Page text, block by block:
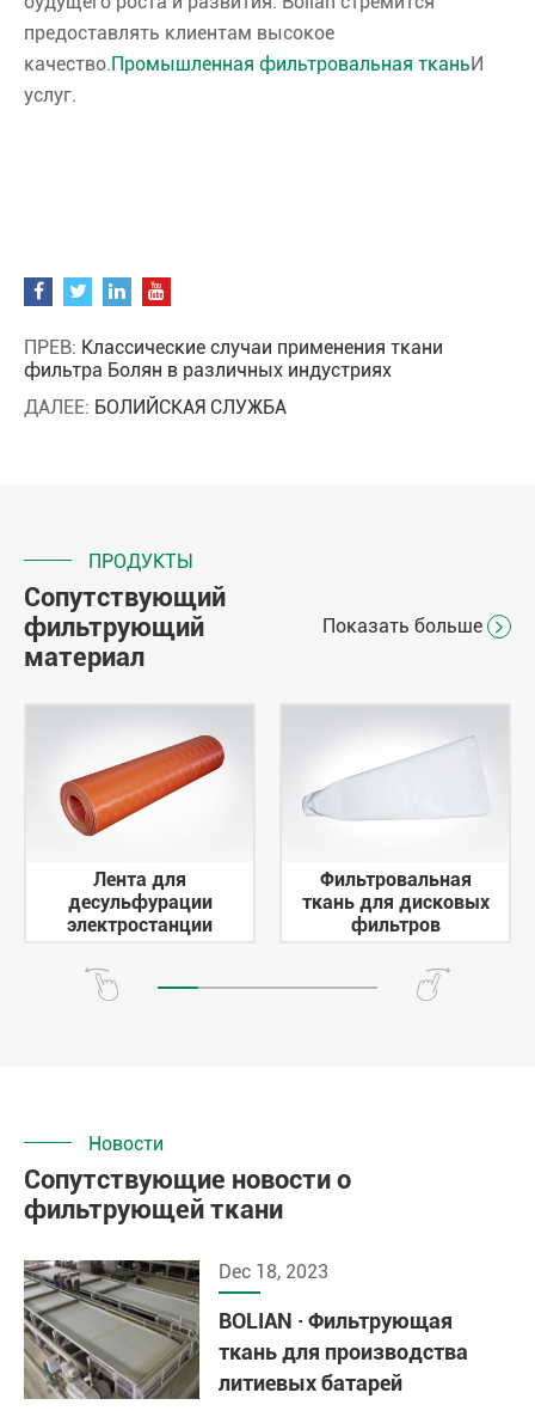
предоставлять клиентам высокое
качество.Промышленная фильтровальная тканьИ
услуг.
ПРЕВ: Классические случаи применения ткани
фильтра Болян в различных индустриях
ДАЛЕЕ: БОЛИЙСКАЯ СЛУЖБА
ПРОДУКТЫ
Сопутствующий
фильтрующий
материал
Показать больше 
Лента для
десульфурации
электростанции
Фильтровальная
ткань для дисковых
фильтров
Новости
Сопутствующие новости о
фильтрующей ткани
Dec 18, 2023
BOLIAN · Фильтрующая
ткань для производства
литиевых батарей